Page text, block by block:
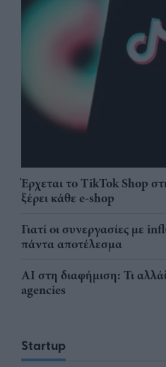
Έρχεται το TikTok Shop
ξέρει κάθε e-shop
Γιατί οι συνεργασίες με
πάντα αποτέλεσμα
AI στη διαφήμιση: Τι
agencies
Startup